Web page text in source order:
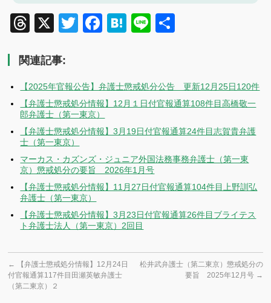
Threads
X TwitterFacebook
Hatena
Line
関連記事:
【2025年官報公告】弁護士懲戒処分公告 更新12月25日120件
【弁護士懲戒処分情報】12月１日付官報通算108件目高橋敬一
郎弁護士（第一東京）
【弁護士懲戒処分情報】3月19日付官報通算24件目志賀貴弁護
士（第一東京）
マーカス・カズンズ・ジュニア外国法務事務弁護士（第一東
京）懲戒処分の要旨 2026年1月号
【弁護士懲戒処分情報】11月27日付官報通算104件目上野訓弘
弁護士（第一東京）
【弁護士懲戒処分情報】3月23日付官報通算26件目ブライテス
ト弁護士法人（第一東京）2回目
←
【弁護士懲戒処分情報】12月24日
付官報通算117件目田瀬英敏弁護士
（第二東京）２
松井武弁護士（第二東京）懲戒処分の
要旨 2025年12月号 →